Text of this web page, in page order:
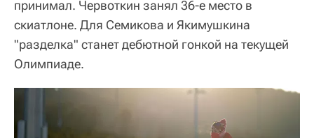
принимал. Червоткин занял 36-е место в
скиатлоне. Для Семикова и Якимушкина
"разделка" станет дебютной гонкой на текущей
Олимпиаде.